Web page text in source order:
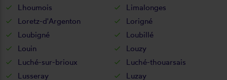
Lhoumois
Limalonges
Loretz-d'Argenton
Lorigné
Loubigné
Loubillé
Louin
Louzy
Luché-sur-brioux
Luché-thouarsais
Lusseray
Luzay